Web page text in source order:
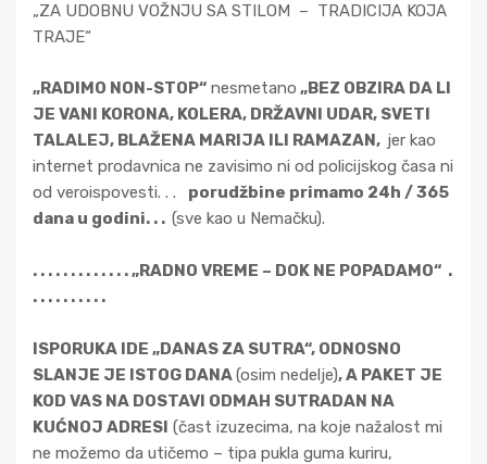
„ZA UDOBNU VOŽNJU SA STILOM – TRADICIJA KOJA
TRAJE“
„RADIMO NON-STOP“ nesmetano „BEZ OBZIRA DA LI
JE VANI KORONA, KOLERA, DRŽAVNI UDAR, SVETI
TALALEJ, BLAŽENA MARIJA ILI RAMAZAN, jer kao
internet prodavnica ne zavisimo ni od policijskog časa ni
od veroispovesti. . .
porudžbine primamo 24h / 365
dana u godini. . . (sve kao u Nemačku).
. . . . . . . . . . . . . „RADNO VREME – DOK NE POPADAMO“ .
. . . . . . . . . .
ISPORUKA IDE „DANAS ZA SUTRA“, ODNOSNO
SLANJE JE ISTOG DANA(osim nedelje), A PAKET JE
KOD VAS NA DOSTAVI ODMAH SUTRADAN NA
KUĆNOJ ADRESI (čast izuzecima, na koje nažalost mi
ne možemo da utičemo – tipa pukla guma kuriru,